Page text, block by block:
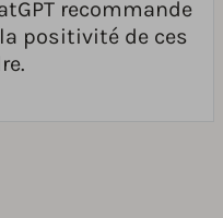
recommande
positivité de ces